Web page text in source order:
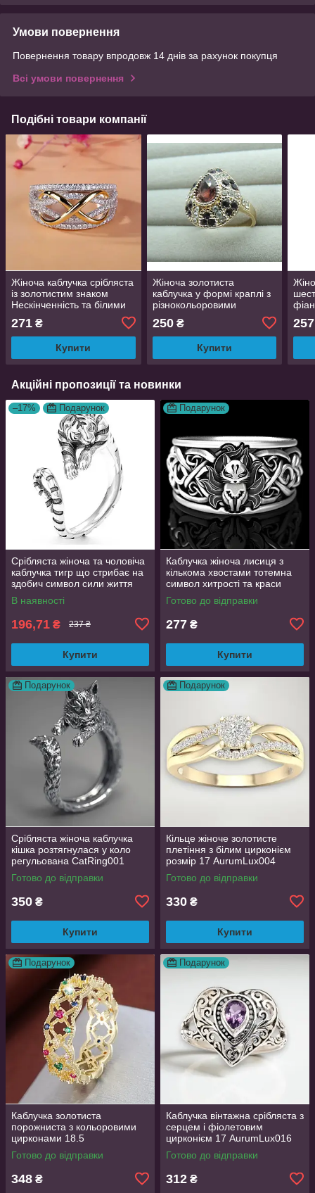
Умови повернення
Повернення товару впродовж 14 днів за рахунок покупця
Всі умови повернення
Подібні товари компанії
Жіноча каблучка срібляста
із золотистим знаком
Нескінченність та білими
271 ₴
Купити
Жіноча золотиста
каблучка у формі краплі з
різнокольоровими
каменем, 17.5
250₴
Купити
257
Акційні пропозиції та новинки
–17% Подарунок
Срібляста жіноча та чоловіча
каблучка тигр що стрибає на
здобич символ сили життя
регульована TigerPower416
В наявності
196,71 ₴ 237 ₴
Купити
Подарунок
Каблучка жіноча лисиця з
кількома хвостами тотемна
символ хитрості та краси
регульований розмір
AurumLux106
Готово до відправки
277 ₴
Купити
Подарунок
Срібляста жіноча каблучка
кішка розтягнулася у коло
регульована CatRing001
Готово до відправки
350 ₴
Купити
Подарунок
Кільце жіноче золотисте
плетіння з білим цирконієм
розмір 17 AurumLux004
Готово до відправки
330 ₴
Купити
Подарунок
Каблучка золотиста
порожниста з кольоровими
цирконами 18.5
AurumLux018
Готово до відправки
348 ₴
Подарунок
Каблучка вінтажна срібляста з
серцем і фіолетовим
цирконієм 17 AurumLux016
Готово до відправки
312 ₴